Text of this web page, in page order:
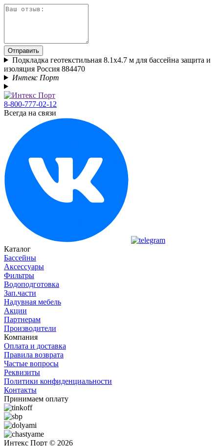
Отправить
Подкладка геотекстильная 8.1х4.7 м для бассейна защита и
изоляция Россия 884470
Интекс Порт
8-800-777-02-12
Всегда на связи
Каталог
Бассейны
Аксессуары
Фильтры
Водоподготовка
Зап.части
Надувная мебель
Акции
Партнерам
Производители
Компания
Оплата и доставка
Правила возврата
Частые вопросы
Реквизиты
Политики конфиденциальности
Контакты
Принимаем оплату
Интекс Порт © 2026